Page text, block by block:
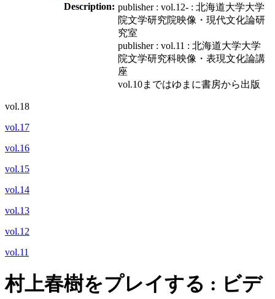
Description: publisher : vol.12- : 北海道大学大学
院文学研究院映像・現代文化論研
究室
publisher : vol.11 : 北海道大学大学
院文学研究科映像・表現文化論講
座
vol.10まではゆまに書房から出版
vol.18
vol.17
vol.16
vol.15
vol.14
vol.13
vol.12
vol.11
村上春樹をプレイする : ビデ